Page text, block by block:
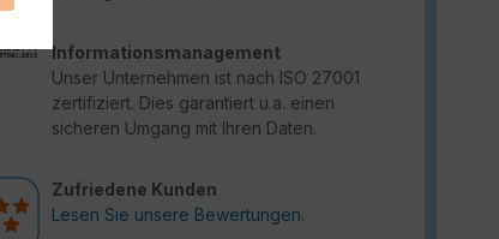
Informationsmanagement
Unser Unternehmen ist nach ISO 27001
zertifiziert. Dies garantiert u.a. einen
sicheren Umgang mit Ihren Daten.
Zufriedene Kunden
Lesen Sie unsere Bewertungen.